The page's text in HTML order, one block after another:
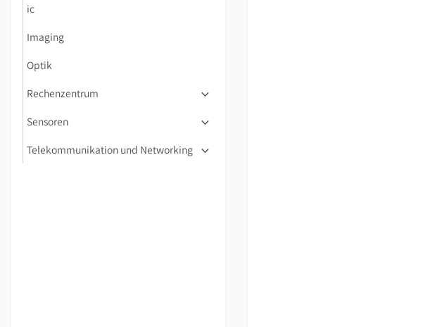
ic
Imaging
Optik
Rechenzentrum
Sensoren
Telekommunikation und Networking